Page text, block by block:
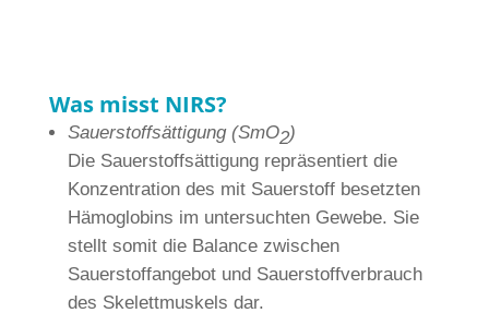
Was misst NIRS?
Sauerstoffsättigung (SmO2)
Die Sauerstoffsättigung repräsentiert die
Konzentration des mit Sauerstoff besetzten
Hämoglobins im untersuchten Gewebe. Sie
stellt somit die Balance zwischen
Sauerstoffangebot und Sauerstoffverbrauch
des Skelettmuskels dar.